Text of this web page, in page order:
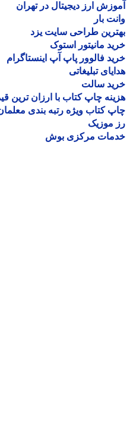
ارز دیجیتال در تهران
بار
طراحی سایت یزد
مانیتور استوک
فالوور پاپ آپ اینستاگرام
تبلیغاتی
سالت
چاپ کتاب با ارزان ترین قیمت
کتاب ویژه رتبه بندی معلمان
موزیک
مرکزی بوش